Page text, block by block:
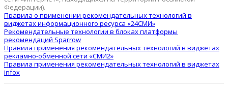
Федерации).
Правила о применении рекомендательных технологий в
виджетах информационного ресурса «24СМИ»
Рекомендательные технологии в блоках платформы
рекомендаций Sparrow
Правила применения рекомендательных технологий в виджетах
рекламно-обменной сети «СМИ2»
Правила применения рекомендательных технологий в виджетах
infox